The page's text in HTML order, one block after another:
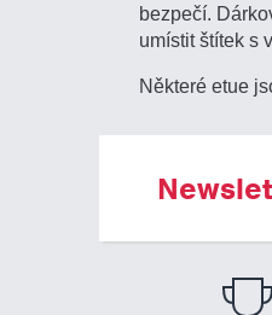
bezpečí.
umístit štítek s
Některé etue